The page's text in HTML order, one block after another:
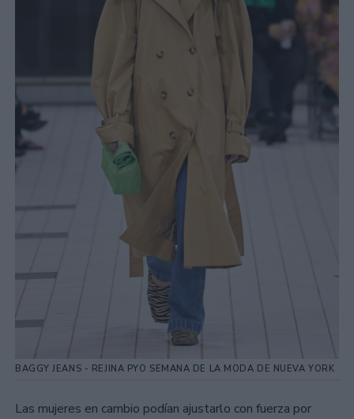
BAGGY JEANS - REJINA PYO SEMANA DE LA MODA DE NUEVA YORK
Las mujeres en cambio podían ajustarlo con fuerza por